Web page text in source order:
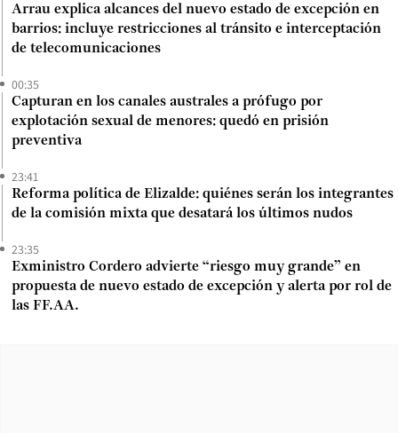
Arrau explica alcances del nuevo estado de excepción en
barrios: incluye restricciones al tránsito e interceptación
de telecomunicaciones
00:35
Capturan en los canales australes a prófugo por
explotación sexual de menores: quedó en prisión
preventiva
23:41
Reforma política de Elizalde: quiénes serán los integrantes
de la comisión mixta que desatará los últimos nudos
23:35
Exministro Cordero advierte “riesgo muy grande” en
propuesta de nuevo estado de excepción y alerta por rol de
las FF.AA.